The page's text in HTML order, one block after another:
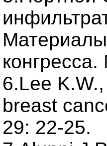
Материалы
6.Lee
breast
29: 22-25.